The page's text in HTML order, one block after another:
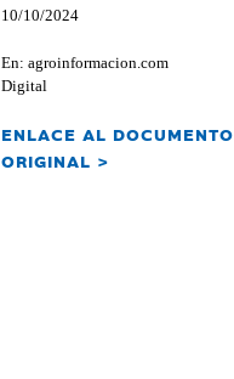
10/10/2024
En: agroinformacion.com
Digital
ENLACE AL DOCUMENTO
ORIGINAL >